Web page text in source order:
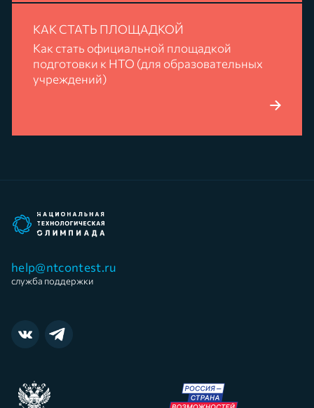
КАК СТАТЬ ПЛОЩАДКОЙ
Как стать официальной площадкой
подготовки к НТО (для образовательных
учреждений)
help@ntcontest.ru
служба поддержки